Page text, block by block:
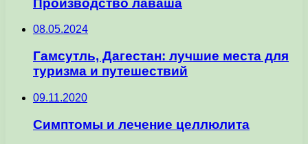
Производство лаваша
08.05.2024
Гамсутль, Дагестан: лучшие места для
туризма и путешествий
09.11.2020
Симптомы и лечение целлюлита